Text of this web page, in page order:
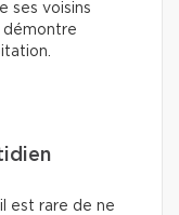
ses voisins
démontre
est rare de ne